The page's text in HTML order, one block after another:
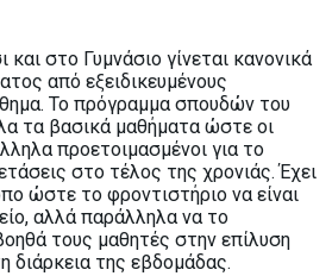
στο Γυμνάσιο γίνεται κανονικά
από εξειδικευμένους
Το πρόγραμμα σπουδών του
τα βασικά μαθήματα ώστε οι
προετοιμασμένοι για το
στο τέλος της χρονιάς. Έχει
ώστε το φροντιστήριο να είναι
αλλά παράλληλα να το
τους μαθητές στην επίλυση
της εβδομάδας.